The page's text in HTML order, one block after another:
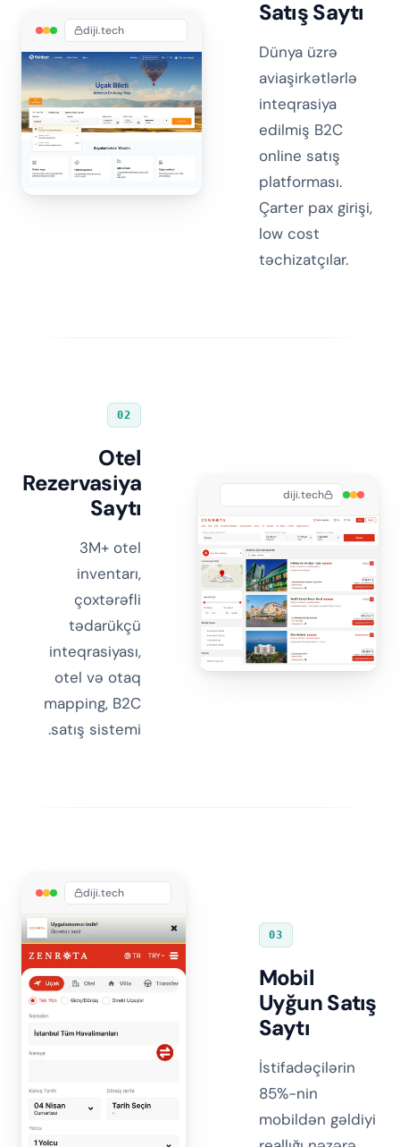
diji.tech
Satış Saytı
Dünya üzrə
aviaşirkətlərlə
inteqrasiya
edilmiş B2C
online satış
platforması.
Çarter pax girişi,
low cost
təchizatçılar.
diji.tech
02
Otel
Rezervasiya
Saytı
3M+ otel
inventarı,
çoxtərəfli
tədarükçü
inteqrasiyası,
otel və otaq
mapping, B2C
satış sistemi.
diji.tech
03
Mobil
Uyğun Satış
Saytı
İstifadəçilərin
85%-nin
mobildən gəldiyi